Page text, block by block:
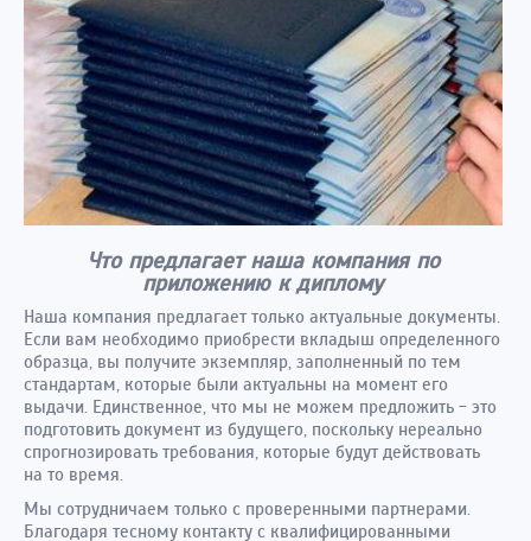
Что предлагает наша компания по
приложению к диплому
Наша компания предлагает только актуальные документы.
Если вам необходимо приобрести вкладыш определенного
образца, вы получите экземпляр, заполненный по тем
стандартам, которые были актуальны на момент его
выдачи. Единственное, что мы не можем предложить - это
подготовить документ из будущего, поскольку нереально
спрогнозировать требования, которые будут действовать
на то время.
Мы сотрудничаем только с проверенными партнерами.
Благодаря тесному контакту с квалифицированными